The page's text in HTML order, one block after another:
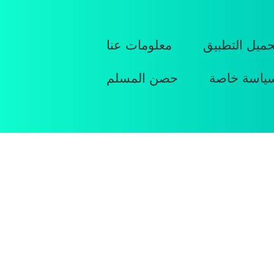
التطبيق معلومات عنا
خاصة حصن المسلم